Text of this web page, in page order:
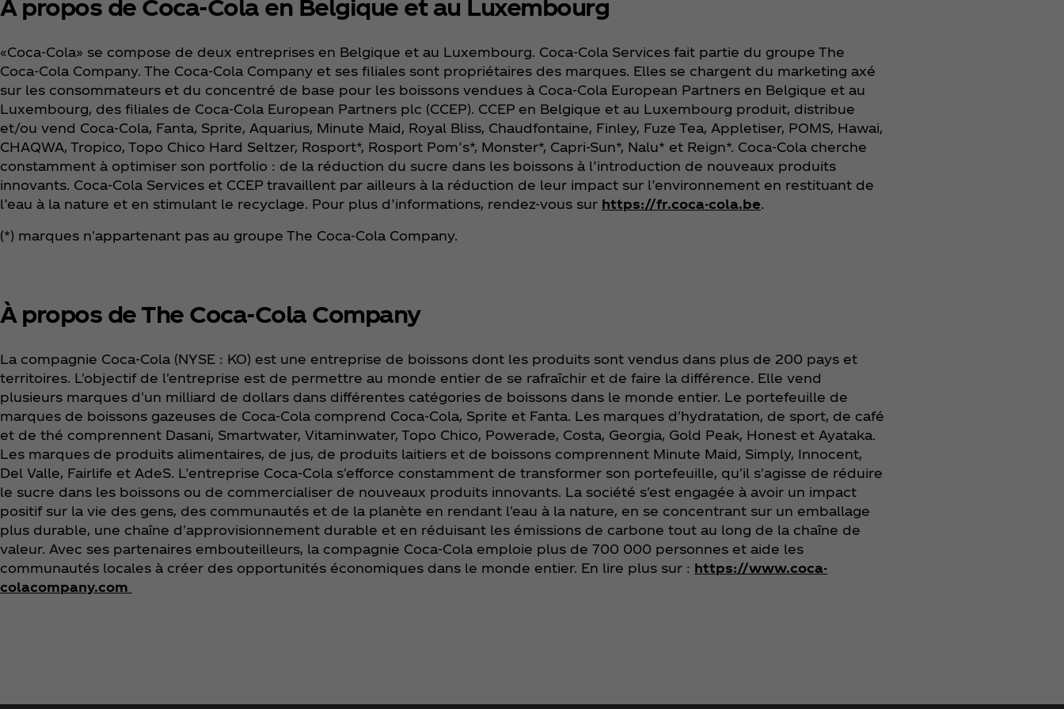
À propos de Coca‑Cola en Belgique et au Luxembourg
«Coca‑Cola» se compose de deux entreprises en Belgique et au Luxembourg. Coca‑Cola Services fait partie du groupe The
Coca‑Cola Company. The Coca‑Cola Company et ses filiales sont propriétaires des marques. Elles se chargent du marketing axé
sur les consommateurs et du concentré de base pour les boissons vendues à Coca‑Cola European Partners en Belgique et au
Luxembourg, des filiales de Coca‑Cola European Partners plc (CCEP). CCEP en Belgique et au Luxembourg produit, distribue
et/ou vend Coca‑Cola, Fanta, Sprite, Aquarius, Minute Maid, Royal Bliss, Chaudfontaine, Finley, Fuze Tea, Appletiser, POMS, Hawai,
CHAQWA, Tropico, Topo Chico Hard Seltzer, Rosport*, Rosport Pom’s*, Monster*, Capri-Sun*, Nalu* et Reign*. Coca‑Cola cherche
constamment à optimiser son portfolio : de la réduction du sucre dans les boissons à l’introduction de nouveaux produits
innovants. Coca‑Cola Services et CCEP travaillent par ailleurs à la réduction de leur impact sur l’environnement en restituant de
l’eau à la nature et en stimulant le recyclage. Pour plus d’informations, rendez-vous sur https://fr.coca-cola.be.
(*) marques n'appartenant pas au groupe The Coca‑Cola Company.
À propos de The Coca‑Cola Company
La compagnie Coca‑Cola (NYSE : KO) est une entreprise de boissons dont les produits sont vendus dans plus de 200 pays et
territoires. L'objectif de l'entreprise est de permettre au monde entier de se rafraîchir et de faire la différence. Elle vend
plusieurs marques d'un milliard de dollars dans différentes catégories de boissons dans le monde entier. Le portefeuille de
marques de boissons gazeuses de Coca‑Cola comprend Coca‑Cola, Sprite et Fanta. Les marques d'hydratation, de sport, de café
et de thé comprennent Dasani, Smartwater, Vitaminwater, Topo Chico, Powerade, Costa, Georgia, Gold Peak, Honest et Ayataka.
Les marques de produits alimentaires, de jus, de produits laitiers et de boissons comprennent Minute Maid, Simply, Innocent,
Del Valle, Fairlife et AdeS. L’entreprise Coca‑Cola s'efforce constamment de transformer son portefeuille, qu'il s'agisse de réduire
le sucre dans les boissons ou de commercialiser de nouveaux produits innovants. La société s'est engagée à avoir un impact
positif sur la vie des gens, des communautés et de la planète en rendant l'eau à la nature, en se concentrant sur un emballage
plus durable, une chaîne d'approvisionnement durable et en réduisant les émissions de carbone tout au long de la chaîne de
valeur. Avec ses partenaires embouteilleurs, la compagnie Coca‑Cola emploie plus de 700 000 personnes et aide les
communautés locales à créer des opportunités économiques dans le monde entier. En lire plus sur : https://www.coca-
colacompany.com